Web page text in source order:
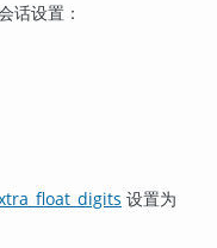
话设置：
设置为